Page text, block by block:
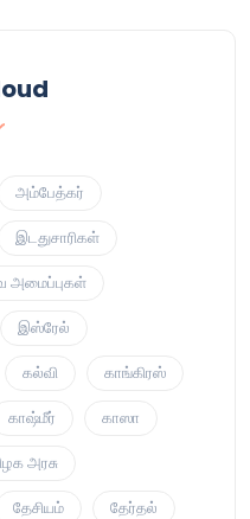
அம்பேத்கர்
இடதுசாரிகள்
அமைப்புகள்
இஸ்ரேல்
கல்வி காங்கிரஸ்
காஷ்மீர் காஸா
அரசு
தேசியம் தேர்தல்